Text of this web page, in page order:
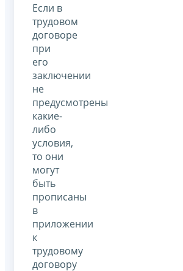
Если в
трудовом
договоре
при
его
заключении
не
предусмотрены
какие-
либо
условия,
то они
могут
быть
прописаны
в
приложении
к
трудовому
договору